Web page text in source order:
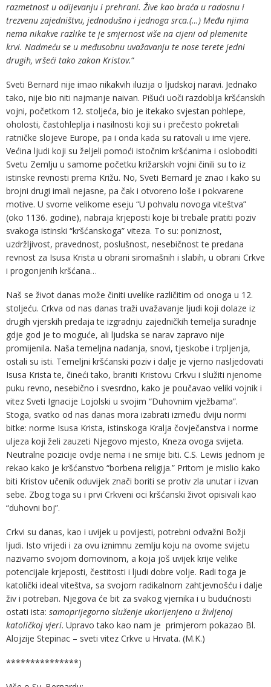
razmetnost u odijevanju i prehrani. Žive kao braća u radosnu i
trezvenu zajedništvu, jednodušno i jednoga srca.(…) Među njima
nema nikakve razlike te je smjernost više na cijeni od plemenite
krvi. Nadmeću se u međusobnu uvažavanju te nose terete jedni
drugih, vršeći tako zakon Kristov.“
Sveti Bernard nije imao nikakvih iluzija o ljudskoj naravi. Jednako
tako, nije bio niti najmanje naivan. Pišući uoči razdoblja kršćanskih
vojni, početkom 12. stoljeća, bio je itekako svjestan pohlepe,
oholosti, častohleplja i nasilnosti koji su i prečesto pokretali
ratničke slojeve Europe, pa i onda kada su ratovali u ime vjere.
Većina ljudi koji su željeli pomoći istočnim kršćanima i osloboditi
Svetu Zemlju u samome početku križarskih vojni činili su to iz
istinske revnosti prema Križu. No, Sveti Bernard je znao i kako su
brojni drugi imali nejasne, pa čak i otvoreno loše i pokvarene
motive. U svome velikome eseju “U pohvalu novoga viteštva”
(oko 1136. godine), nabraja krjeposti koje bi trebale pratiti poziv
svakoga istinski “kršćanskoga” viteza. To su: poniznost,
uzdržljivost, pravednost, poslušnost, nesebičnost te predana
revnost za Isusa Krista u obrani siromašnih i slabih, u obrani Crkve
i progonjenih kršćana…
Naš se život danas može činiti uvelike različitim od onoga u 12.
stoljeću. Crkva od nas danas traži uvažavanje ljudi koji dolaze iz
drugih vjerskih predaja te izgradnju zajedničkih temelja suradnje
gdje god je to moguće, ali ljudska se narav zapravo nije
promijenila. Naša temeljna nadanja, snovi, tjeskobe i trpljenja,
ostali su isti. Temeljni kršćanski poziv i dalje je vjerno nasljedovati
Isusa Krista te, čineći tako, braniti Kristovu Crkvu i služiti njenome
puku revno, nesebično i svesrdno, kako je poučavao veliki vojnik i
vitez Sveti Ignacije Lojolski u svojim “Duhovnim vježbama”.
Stoga, svatko od nas danas mora izabrati između dviju normi
bitke: norme Isusa Krista, istinskoga Kralja čovječanstva i norme
uljeza koji želi zauzeti Njegovo mjesto, Kneza ovoga svijeta.
Neutralne pozicije ovdje nema i ne smije biti. C.S. Lewis jednom je
rekao kako je kršćanstvo “borbena religija.” Pritom je mislio kako
biti Kristov učenik oduvijek znači boriti se protiv zla unutar i izvan
sebe. Zbog toga su i prvi Crkveni oci kršćanski život opisivali kao
“duhovni boj”.
Crkvi su danas, kao i uvijek u povijesti, potrebni odvažni Božji
ljudi. Isto vrijedi i za ovu iznimnu zemlju koju na ovome svijetu
nazivamo svojom domovinom, a koja još uvijek krije velike
potencijale krjeposti, čestitosti i ljudi dobre volje. Radi toga je
katolički ideal viteštva, sa svojom radikalnom zahtjevnošću i dalje
živ i potreban. Njegova će bit za svakog vjernika i u budućnosti
ostati ista: samoprijegorno služenje ukorijenjeno u življenoj
katoličkoj vjeri. Upravo tako kao nam je primjerom pokazao Bl.
Alojzije Stepinac – sveti vitez Crkve u Hrvata. (M.K.)
***************)